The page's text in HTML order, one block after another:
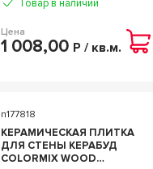
Товар в наличии
Цена
1 008,00 Р / кв.м.
n177818
КЕРАМИЧЕСКАЯ ПЛИТКА
ДЛЯ СТЕНЫ КЕРАБУД
COLORMIX WOOD